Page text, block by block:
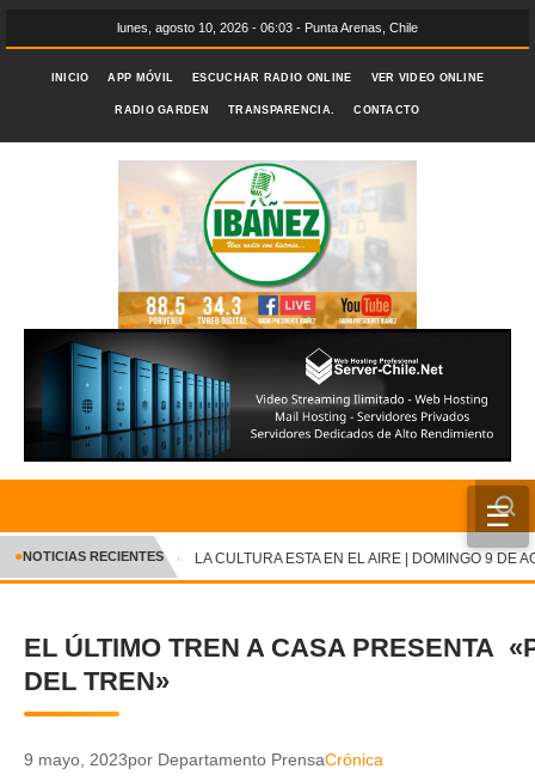
lunes, agosto 10, 2026 - 06:03 - Punta Arenas, Chile
INICIO APP MÓVIL ESCUCHAR RADIO ONLINE VER VIDEO ONLINE
RADIO GARDEN TRANSPARENCIA. CONTACTO
☰
INICIO
CRÓNICA
DEPORTES
POLICIAL
✕
●NOTICIAS RECIENTES LA CULTURA ESTA EN EL AIRE | DOMINGO 9 DE
EL ÚLTIMO TREN A CASA PRESENTA
DEL TREN»
9 mayo, 2023por Departamento PrensaCrónica